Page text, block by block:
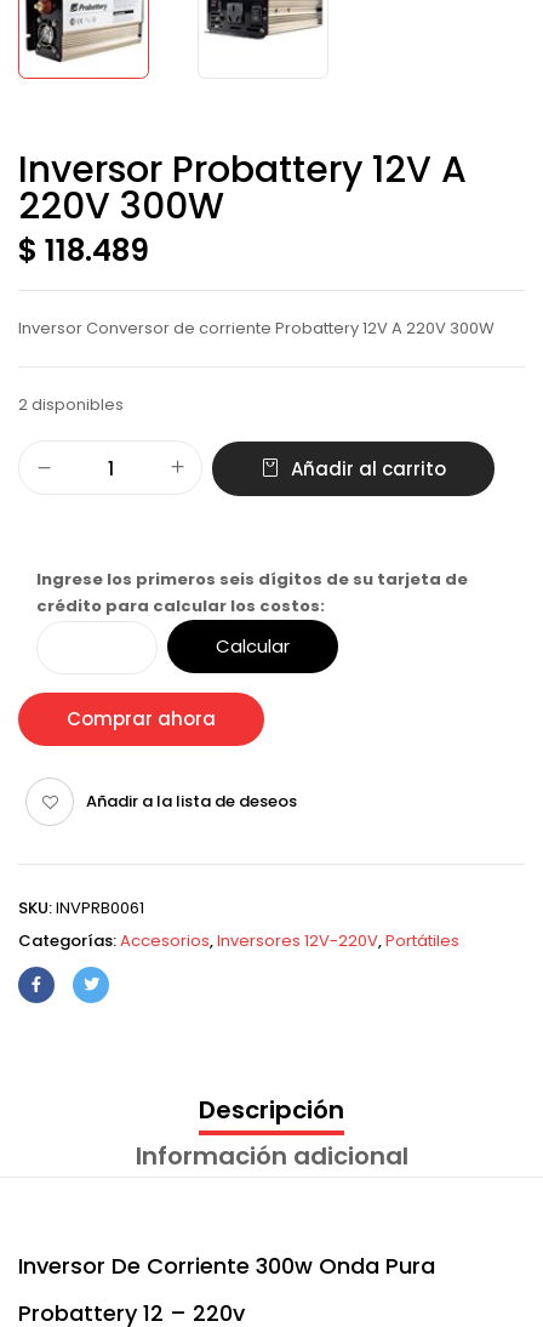
Inversor Probattery 12V A
220V 300W
$ 118.489
Inversor Conversor de corriente Probattery 12V A 220V 300W
2 disponibles
Añadir al carrito
Ingrese los primeros seis dígitos de su tarjeta de
crédito para calcular los costos:
Calcular
Comprar ahora
Añadir a la lista de deseos
SKU:INVPRB0061
Categorías:Accesorios,Inversores 12V-220V,Portátiles
Descripción
Información adicional
Inversor De Corriente 300w Onda Pura
Probattery 12 – 220v